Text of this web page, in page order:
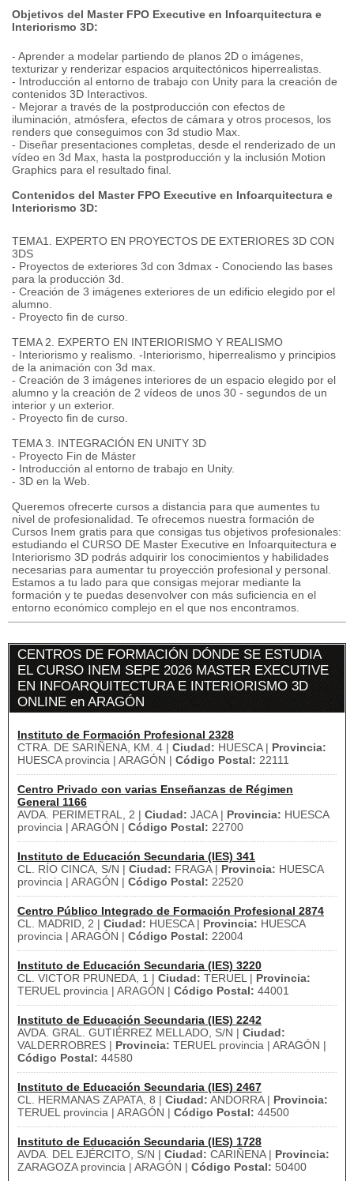
Objetivos del Master FPO Executive en Infoarquitectura e
Interiorismo 3D:
- Aprender a modelar partiendo de planos 2D o imágenes,
texturizar y renderizar espacios arquitectónicos hiperrealistas.
- Introducción al entorno de trabajo con Unity para la creación de
contenidos 3D Interactivos.
- Mejorar a través de la postproducción con efectos de
iluminación, atmósfera, efectos de cámara y otros procesos, los
renders que conseguimos con 3d studio Max.
- Diseñar presentaciones completas, desde el renderizado de un
vídeo en 3d Max, hasta la postproducción y la inclusión Motion
Graphics para el resultado final.
Contenidos del Master FPO Executive en Infoarquitectura e
Interiorismo 3D:
TEMA1. EXPERTO EN PROYECTOS DE EXTERIORES 3D CON
3DS
- Proyectos de exteriores 3d con 3dmax - Conociendo las bases
para la producción 3d.
- Creación de 3 imágenes exteriores de un edificio elegido por el
alumno.
- Proyecto fin de curso.
TEMA 2. EXPERTO EN INTERIORISMO Y REALISMO
- Interiorismo y realismo. -Interiorismo, hiperrealismo y principios
de la animación con 3d max.
- Creación de 3 imágenes interiores de un espacio elegido por el
alumno y la creación de 2 vídeos de unos 30 - segundos de un
interior y un exterior.
- Proyecto fin de curso.
TEMA 3. INTEGRACIÓN EN UNITY 3D
- Proyecto Fin de Máster
- Introducción al entorno de trabajo en Unity.
- 3D en la Web.
Queremos ofrecerte cursos a distancia para que aumentes tu
nivel de profesionalidad. Te ofrecemos nuestra formación de
Cursos Inem gratis para que consigas tus objetivos profesionales:
estudiando el CURSO DE Master Executive en Infoarquitectura e
Interiorismo 3D podrás adquirir los conocimientos y habilidades
necesarias para aumentar tu proyección profesional y personal.
Estamos a tu lado para que consigas mejorar mediante la
formación y te puedas desenvolver con más suficiencia en el
entorno económico complejo en el que nos encontramos.
CENTROS DE FORMACIÓN DÓNDE SE ESTUDIA
EL CURSO INEM SEPE 2026 MASTER EXECUTIVE
EN INFOARQUITECTURA E INTERIORISMO 3D
ONLINE en ARAGÓN
Instituto de Formación Profesional 2328
CTRA. DE SARIÑENA, KM. 4 | Ciudad: HUESCA | Provincia:
HUESCA provincia | ARAGÓN | Código Postal: 22111
Centro Privado con varias Enseñanzas de Régimen
General 1166
AVDA. PERIMETRAL, 2 | Ciudad: JACA | Provincia: HUESCA
provincia | ARAGÓN | Código Postal: 22700
Instituto de Educación Secundaria (IES) 341
CL. RÍO CINCA, S/N | Ciudad: FRAGA | Provincia: HUESCA
provincia | ARAGÓN | Código Postal: 22520
Centro Público Integrado de Formación Profesional 2874
CL. MADRID, 2 | Ciudad: HUESCA | Provincia: HUESCA
provincia | ARAGÓN | Código Postal: 22004
Instituto de Educación Secundaria (IES) 3220
CL. VICTOR PRUNEDA, 1 | Ciudad: TERUEL | Provincia:
TERUEL provincia | ARAGÓN | Código Postal: 44001
Instituto de Educación Secundaria (IES) 2242
AVDA. GRAL. GUTIÉRREZ MELLADO, S/N | Ciudad:
VALDERROBRES | Provincia: TERUEL provincia | ARAGÓN |
Código Postal: 44580
Instituto de Educación Secundaria (IES) 2467
CL. HERMANAS ZAPATA, 8 | Ciudad: ANDORRA | Provincia:
TERUEL provincia | ARAGÓN | Código Postal: 44500
Instituto de Educación Secundaria (IES) 1728
AVDA. DEL EJÉRCITO, S/N | Ciudad: CARIÑENA | Provincia:
ZARAGOZA provincia | ARAGÓN | Código Postal: 50400